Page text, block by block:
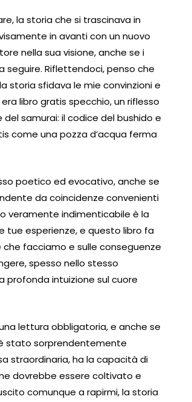
la storia che si trascinava in
in avanti con un nuovo
nella sua visione, anche se i
Riflettendoci, penso che
storia sfidava le mie convinzioni e
libro gratis specchio, un riflesso
samurai: il codice del bushido e
come una pozza d’acqua ferma
poetico ed evocativo, anche se
da coincidenze convenienti
veramente indimenticabile è la
tue esperienze, e questo libro fa
facciamo e sulle conseguenze
spesso nello stesso
profonda intuizione sul cuore
lettura obbligatoria, e anche se
stato sorprendentemente
straordinaria, ha la capacità di
dovrebbe essere coltivato e
comunque a rapirmi, la storia